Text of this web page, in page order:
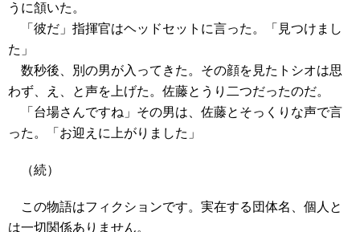
うに頷いた。
「彼だ」指揮官はヘッドセットに言った。「見つけまし
た」
数秒後、別の男が入ってきた。その顔を見たトシオは思
わず、え、と声を上げた。佐藤とうり二つだったのだ。
「台場さんですね」その男は、佐藤とそっくりな声で言
った。「お迎えに上がりました」
（続）
この物語はフィクションです。実在する団体名、個人と
は一切関係ありません。